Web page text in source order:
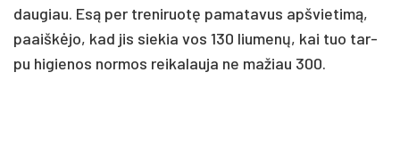
dau­giau. Esą per tre­ni­ruo­tę pa­ma­ta­vus ap­švie­ti­mą,
paaiš­kė­jo, kad jis sie­kia vos 130 liu­me­nų, kai tuo tar­
pu hi­gie­nos nor­mos rei­ka­lau­ja ne ma­žiau 300.